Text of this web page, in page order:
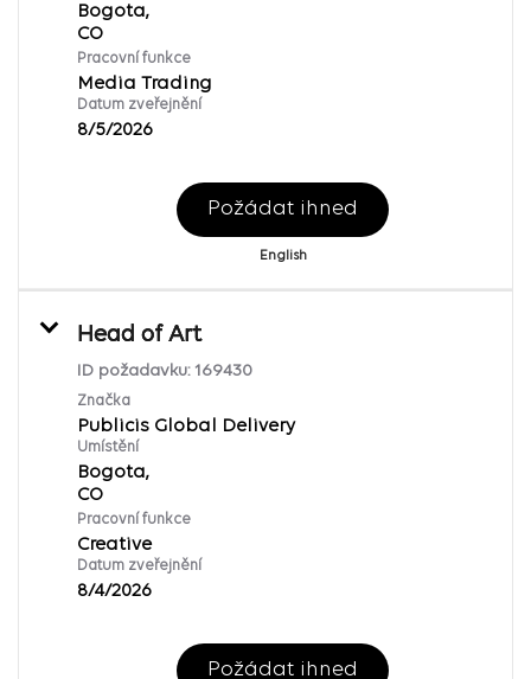
Bogota,
Pracovní funkce
Media Trading
Datum zveřejnění
8/5/2026
Požádat ihned
English
Head of Art
ID požadavku: 169430
Značka
Publicis Global Delivery
Umístění
Bogota,
Pracovní funkce
Creative
Datum zveřejnění
8/4/2026
Požádat ihned